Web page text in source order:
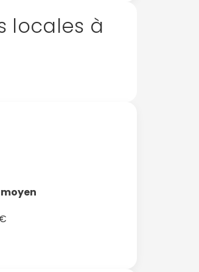
locales à